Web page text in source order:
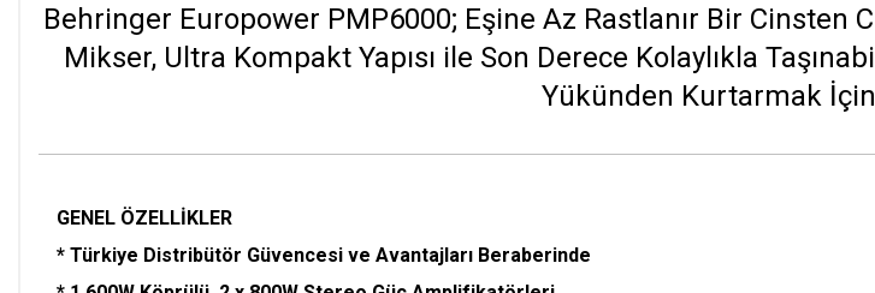
Behringer Europower PMP6000; Eşine Az Rastlanır Bir Cinsten
Mikser, Ultra Kompakt Yapısı ile Son Derece Kolaylıkla
Yükünden Kurtarmak İçin
GENEL ÖZELLİKLER
* Türkiye Distribütör Güvencesi ve Avantajları Beraberinde